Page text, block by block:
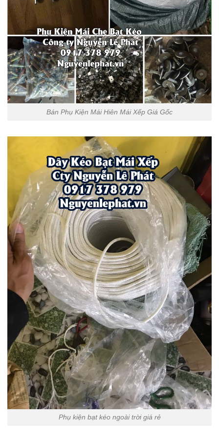
Bán Phụ Kiện Mái Hiên Mái Xếp Giá Gốc
Phụ kiện bạt kéo ngoài trời giá rẻ